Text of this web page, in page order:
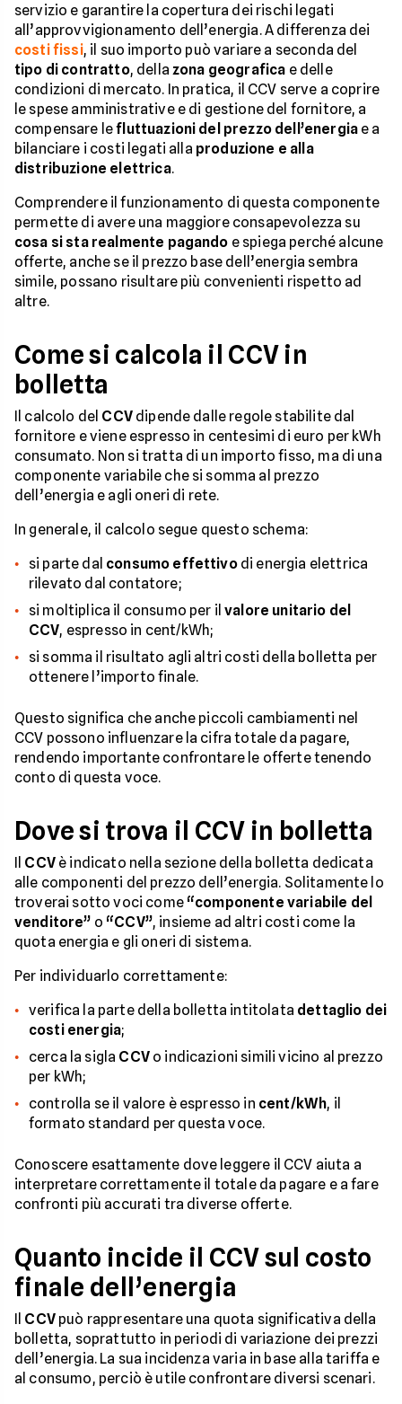
servizio e garantire la copertura dei rischi legati
all’approvvigionamento dell’energia. A differenza dei
costi fissi, il suo importo può variare a seconda del
tipo di contratto, dellazona geografica e delle
condizioni di mercato. In pratica, il CCV serve a coprire
le spese amministrative e di gestione del fornitore, a
compensare lefluttuazioni del prezzo dell’energia e a
bilanciare i costi legati alla produzione e alla
distribuzione elettrica.
Comprendere il funzionamento di questa componente
permette di avere una maggiore consapevolezza su
cosa si sta realmente pagando e spiega perché alcune
offerte, anche se il prezzo base dell’energia sembra
simile, possano risultare più convenienti rispetto ad
altre.
Come si calcola il CCV in
bolletta
Il calcolo del CCVdipende dalle regole stabilite dal
fornitore e viene espresso in centesimi di euro per kWh
consumato. Non si tratta di un importo fisso, ma di una
componente variabile che si somma al prezzo
dell’energia e agli oneri di rete.
In generale, il calcolo segue questo schema:
si parte dal consumo effettivodi energia elettrica
rilevato dal contatore;
si moltiplica il consumo per ilvalore unitario del
CCV, espresso in cent/kWh;
si somma il risultato agli altri costi della bolletta per
ottenere l’importo finale.
Questo significa che anche piccoli cambiamenti nel
CCV possono influenzare la cifra totale da pagare,
rendendo importante confrontare le offerte tenendo
conto di questa voce.
Dove si trova il CCV in bolletta
Il CCVè indicato nella sezione della bolletta dedicata
alle componenti del prezzo dell’energia. Solitamente lo
troverai sotto voci come “componente variabile del
venditore” o “CCV”, insieme ad altri costi come la
quota energia e gli oneri di sistema.
Per individuarlo correttamente:
verifica la parte della bolletta intitolata dettaglio dei
costi energia;
cerca la sigla CCVo indicazioni simili vicino al prezzo
per kWh;
controlla se il valore è espresso in cent/kWh, il
formato standard per questa voce.
Conoscere esattamente dove leggere il CCV aiuta a
interpretare correttamente il totale da pagare e a fare
confronti più accurati tra diverse offerte.
Quanto incide il CCV sul costo
finale dell’energia
Il CCVpuò rappresentare una quota significativa della
bolletta, soprattutto in periodi di variazione dei prezzi
dell’energia. La sua incidenza varia in base alla tariffa e
al consumo, perciò è utile confrontare diversi scenari.